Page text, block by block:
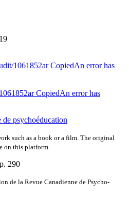
1061852arCopiedAn error has
CopiedAn error has
de psychoéducation
such as a book or a film. The original
on this platform.
290
de la Revue Canadienne de Psycho-